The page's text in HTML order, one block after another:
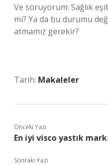
Ve soruyorum: Sağlık
mi? Ya da bu durumu
atmamız gerekir?
Tarih: Makaleler
Önceki Yazı
En iyi visco yastık
Sonraki Yazı